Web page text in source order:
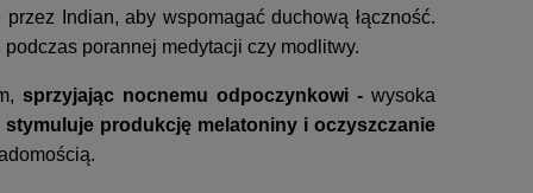
Indian, aby wspomagać duchową łączność.
porannej medytacji czy modlitwy.
sprzyjając nocnemu odpoczynkowi -wysoka
stymuluje produkcję melatoniny i oczyszczanie